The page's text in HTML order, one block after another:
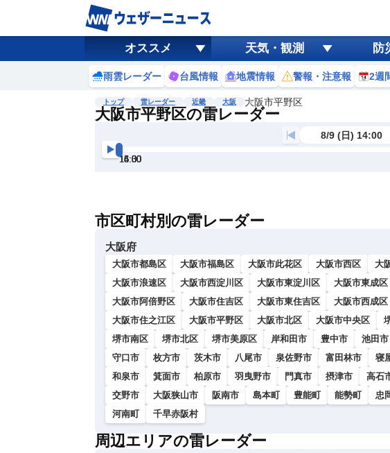
オススメ 天気・観測 防
雨雲レーダー 台風情報 地震情報 警報・注意報 2週
トップ 雷レーダー 近畿 大阪 大阪市平野区
大阪市平野区の雷レーダー
8/9 (日) 14:00
14:00
14:30
15:00
15:30
16:00
16:30
市区町村別の雷レーダー
大阪府
大阪市都島区 大阪市福島区 大阪市此花区 大阪市西区 大
大阪市浪速区
大阪市西淀川区 大阪市東淀川区 大阪市東成区
大阪市阿倍野区
大阪市住吉区 大阪市東住吉区 大阪市西成区
大阪市住之江区
大阪市平野区 大阪市北区 大阪市中央区
堺市南区
堺市北区 堺市美原区 岸和田市 豊中市 池田市
守口市
枚方市 茨木市 八尾市 泉佐野市 富田林市 寝
和泉市
箕面市 柏原市 羽曳野市 門真市 摂津市 高石
交野市
大阪狭山市 阪南市 島本町 豊能町 能勢町 忠
河南町
千早赤阪村
周辺エリアの雷レーダー